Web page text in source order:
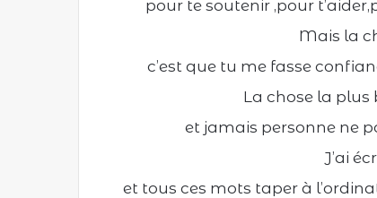
pour te soutenir ,pour
Mais la
c’est que tu me fasse
La chose la plus
et jamais personne ne
J’ai
et tous ces mots taper à